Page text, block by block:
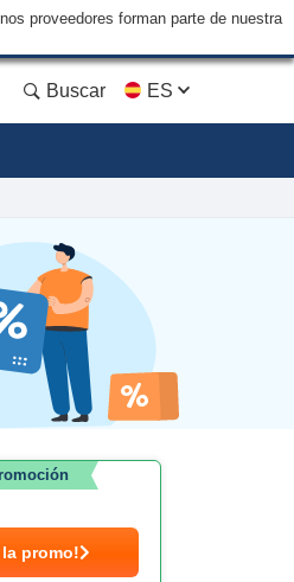
proveedores forman parte de nuestra
Buscar ES
la promo!